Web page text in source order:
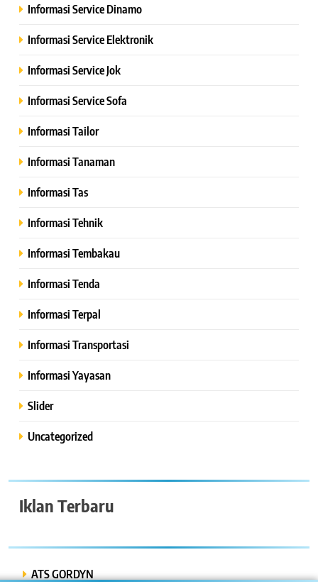
Informasi Service Dinamo
Informasi Service Elektronik
Informasi Service Jok
Informasi Service Sofa
Informasi Tailor
Informasi Tanaman
Informasi Tas
Informasi Tehnik
Informasi Tembakau
Informasi Tenda
Informasi Terpal
Informasi Transportasi
Informasi Yayasan
Slider
Uncategorized
Iklan Terbaru
ATS GORDYN